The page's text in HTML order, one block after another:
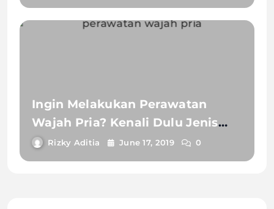
Ingin Melakukan Perawatan
Wajah Pria? Kenali Dulu Jenis
Kulit Anda
Rizky Aditia June 17, 2019 0